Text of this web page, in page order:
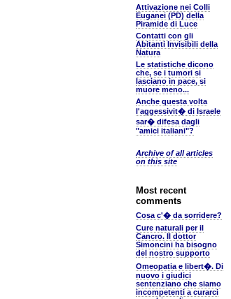
Attivazione nei Colli
Euganei (PD) della
Piramide di Luce
Contatti con gli
Abitanti Invisibili della
Natura
Le statistiche dicono
che, se i tumori si
lasciano in pace, si
muore meno...
Anche questa volta
l'aggessivit� di Israele
sar� difesa dagli
"amici italiani"?
Archive of all articles
on this site
Most recent
comments
Cosa c'� da sorridere?
Cure naturali per il
Cancro. Il dottor
Simoncini ha bisogno
del nostro supporto
Omeopatia e libert�. Di
nuovo i giudici
sentenziano che siamo
incompetenti a curarci